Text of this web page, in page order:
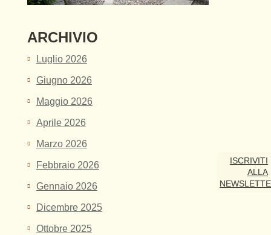
ARCHIVIO
Luglio 2026
Giugno 2026
Maggio 2026
Aprile 2026
Marzo 2026
Febbraio 2026
Gennaio 2026
Dicembre 2025
Ottobre 2025
ISCRIVITI
ALLA